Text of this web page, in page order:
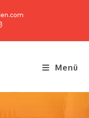
Menü